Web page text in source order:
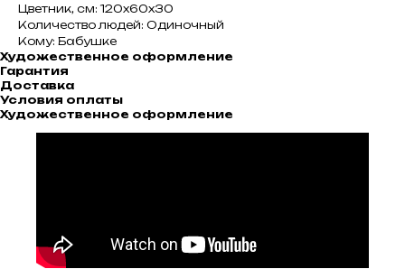
Цветник, см: 120х60х30
Количество людей: Одиночный
Кому: Бабушке
Художественное оформление
Гарантия
Доставка
Условия оплаты
Художественное оформление